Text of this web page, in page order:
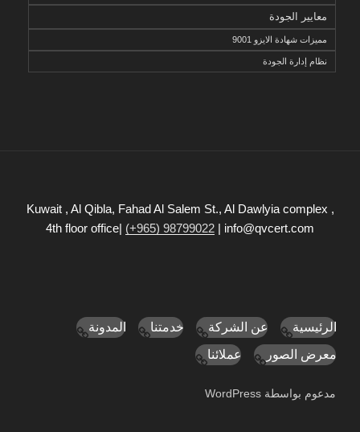
معايير الجودة
مميزات شهادة الايزو 9001
نظام إدارة الجودة
Kuwait , Al Qibla, Fahad Al Salem St., Al Dawlyia complex ,
4th floor office| (+965) 98799022 | info@qvcert.com
الرئيسية عن الشركة خدمتنا
المدونة
معرض الصور
عملائنا
مدعوم بواسطة WordPress